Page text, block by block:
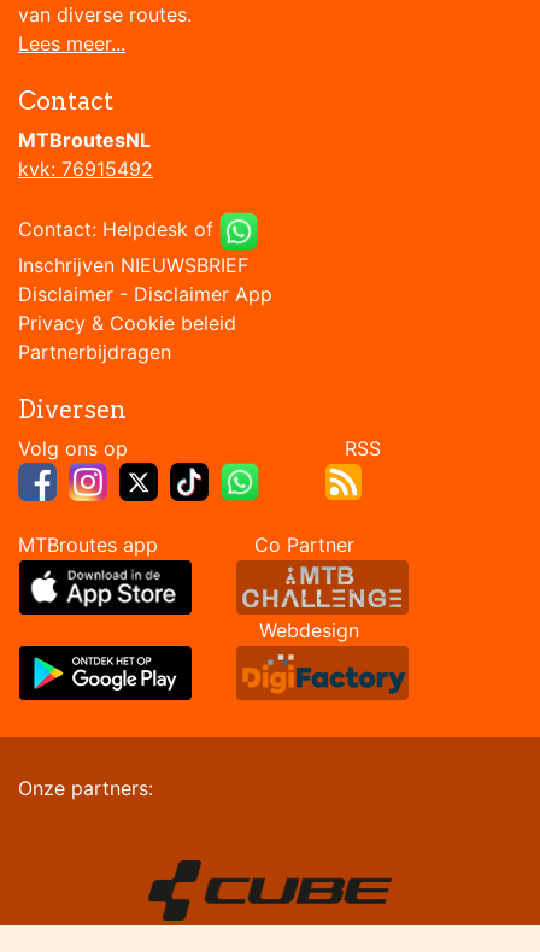
van diverse routes.
Lees meer...
Contact
MTBroutesNL
kvk: 76915492
Contact: Helpdesk of
Inschrijven NIEUWSBRIEF
Disclaimer - Disclaimer App
Privacy & Cookie beleid
Partnerbijdragen
Diversen
Volg ons op RSS
MTBroutes app Co Partner
Webdesign
Onze partners: